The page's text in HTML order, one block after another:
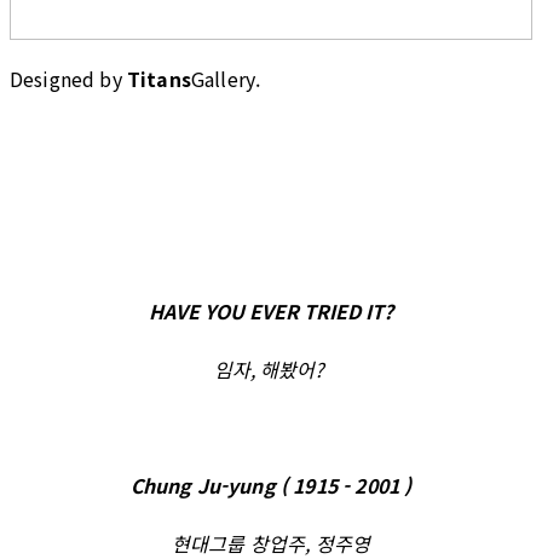
Designed by TitansGallery.
HAVE YOU EVER TRIED IT?
임자, 해봤어?
Chung Ju-yung ( 1915 - 2001 )
현대그룹 창업주, 정주영